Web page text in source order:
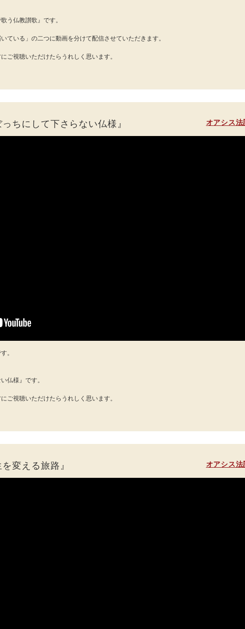
う仏教讃歌』です。
ている」の二つに動画を分けて配信させていただきます。
ご視聴いただけたらうれしく思います。
ちにして下さらない仏様』 オアシス法
。
仏様』です。
ご視聴いただけたらうれしく思います。
変える旅路』 オアシス法